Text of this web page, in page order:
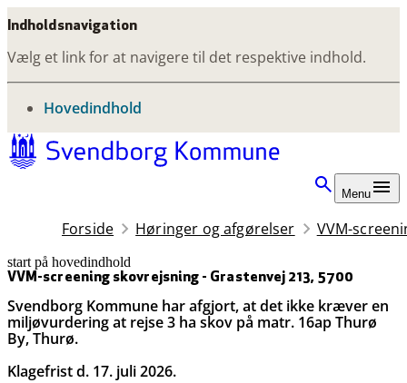
Indholdsnavigation
Vælg et link for at navigere til det respektive indhold.
gå til
Hovedindhold
Menu
Forside Høringer og afgørelser VVM-
start på hovedindhold
VVM-screening skovrejsning - Grastenvej 213, 5700
Svendborg Kommune har afgjort, at det ikke kræver en
miljøvurdering at rejse 3 ha skov på matr. 16ap Thurø
By, Thurø.
Klagefrist d. 17. juli 2026.
senest opdateret 19. juni 2026